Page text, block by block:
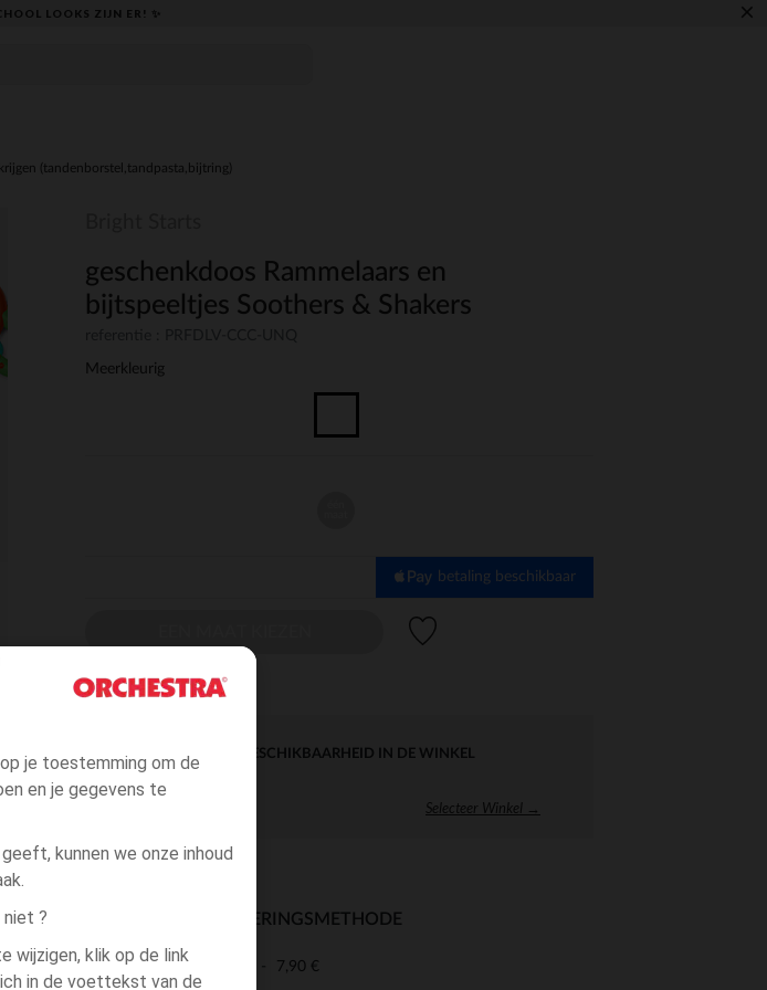
je toestemming om de
en je gegevens te
kunnen we onze inhoud
?
wijzigen, klik op de link
in de voettekst van de
LOOKS ZIJN ER! ✨ ×
krijgen (tandenborstel,tandpasta,bijtring)
geschenkdoos Rammelaars en
bijtspeeltjes Soothers & Shakers
Meerkleurig
betaling beschikbaar
DIRECTE BESCHIKBAARHEID IN DE WINKEL
Selecteer Winkel →
BESCHIKBAARE LEVERINGSMETHODE
levering aan huis 7,90 €